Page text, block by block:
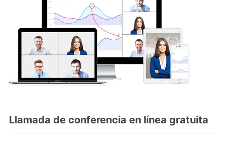
Llamada de conferencia en línea gratuita